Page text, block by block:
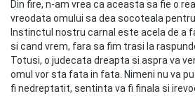
Din fire, n-am vrea ca aceasta sa fie o
vreodata omului sa dea socoteala
Instinctul nostru carnal este acela de a
si cand vrem, fara sa fim trasi la
Totusi, o judecata dreapta si aspra va
omul vor sta fata in fata. Nimeni nu va
fi nedreptatit, sentinta va fi finala si